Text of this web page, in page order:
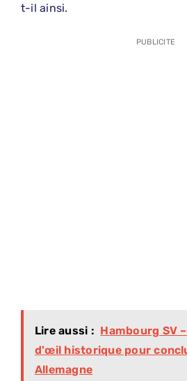
t-il ainsi.
PUBLICITE
Lire aussi : Hambourg SV
d'œil historique pour
Allemagne